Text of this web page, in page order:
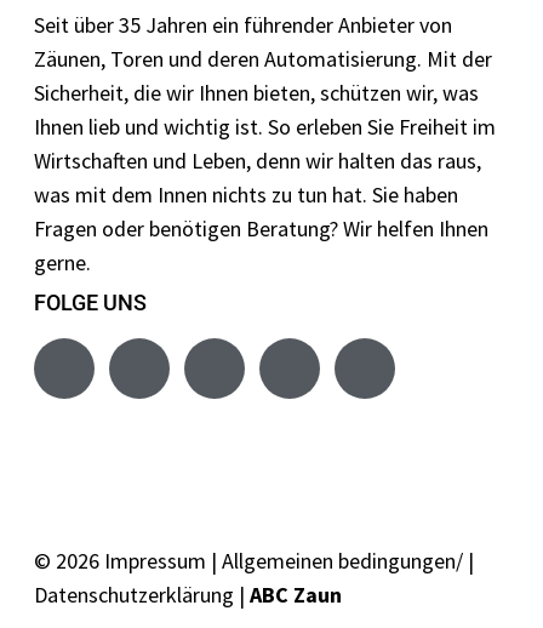
Seit über 35 Jahren ein führender Anbieter von
Zäunen, Toren und deren Automatisierung. Mit der
Sicherheit, die wir Ihnen bieten, schützen wir, was
Ihnen lieb und wichtig ist. So erleben Sie Freiheit im
Wirtschaften und Leben, denn wir halten das raus,
was mit dem Innen nichts zu tun hat. Sie haben
Fragen oder benötigen Beratung? Wir helfen Ihnen
gerne.
FOLGE UNS
© 2026 Impressum | Allgemeinen bedingungen/ |
Datenschutzerklärung | ABC Zaun